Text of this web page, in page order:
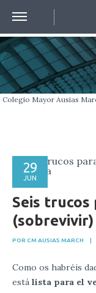
Colegio Mayor Ausias
29
JUN
Seis
POR CM AUSIAS MARCH |
Como os habréis
está lista para el